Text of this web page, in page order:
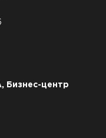
Бизнес-центр